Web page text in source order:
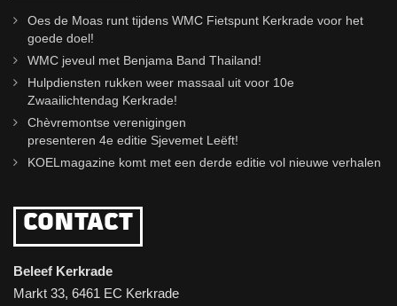
Oes de Moas runt tijdens WMC Fietspunt Kerkrade voor het
goede doel!
WMC jeveul met Benjama Band Thailand!
Hulpdiensten rukken weer massaal uit voor 10e
Zwaailichtendag Kerkrade!
Chèvremontse verenigingen
presenteren 4e editie Sjevemet Leëft!
KOELmagazine komt met een derde editie vol nieuwe verhalen
CONTACT
Beleef Kerkrade
Markt 33, 6461 EC Kerkrade